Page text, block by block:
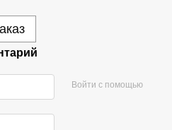
Войти с помощью